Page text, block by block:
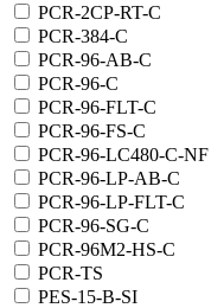
PCR-2CP-RT-C
PCR-384-C
PCR-96-AB-C
PCR-96-C
PCR-96-FLT-C
PCR-96-FS-C
PCR-96-LC480-C-NF
PCR-96-LP-AB-C
PCR-96-LP-FLT-C
PCR-96-SG-C
PCR-96M2-HS-C
PCR-TS
PES-15-B-SI